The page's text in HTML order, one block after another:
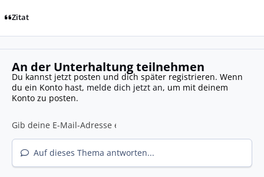
Zitat
An der Unterhaltung teilnehmen
Du kannst jetzt posten und dich später registrieren. Wenn
du ein Konto hast, melde dich jetzt an, um mit deinem
Konto zu posten.
Auf dieses Thema antworten...